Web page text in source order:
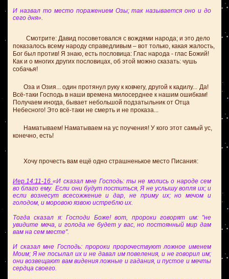
И назвал то место поражением Озы; так называется оно и до
сего дня».
Смотрите: Давид посоветовался с вождями народа; и это дело
показалось всему народу справедливым – вот только, какая жалость,
Бог был против! Я знаю, есть пословица: Глас народа - глас Божий!
Как и о многих других пословицах, об этой можно сказать: чушь
собачья!
Оза и Озия... один протянул руку к ковчегу, другой к кадилу... Да!
Всё-таки Господь в наши времена милосерднее к нашим ошибкам!
Получаем иногда, бывает небольшой подзатыльник от Отца
Небесного! Это всё-таки не смерть и не проказа...
Наматываем! Наматываем на ус поучения! У кого этот самый ус,
конечно, есть!
Хочу прочесть вам ещё одно страшненькое место Писания:
Иер.14:11-16«И сказал мне Господь: ты не молись о народе сем
во благо ему. Если они будут поститься, Я не услышу вопля их; и
если вознесут всесожжение и дар, не приму их; но мечом и
голодом, и моровою язвою истреблю их.
Тогда сказал я: Господи Боже! вот, пророки говорят им: "не
увидите меча, и голода не будет у вас, но постоянный мир дам
вам на сем месте".
И сказал мне Господь: пророки пророчествуют ложное именем
Моим; Я не посылал их и не давал им повеления, и не говорил им;
они возвещают вам видения ложные и гадания, и пустое и мечты
сердца своего.